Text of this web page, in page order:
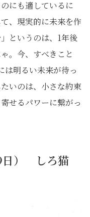
にも適しているに
、現実的に未来を作
というのは、1年後
。今、すべきこと
は明るい未来が待っ
いのは、小さな約束
せるパワーに繋がっ
日） しろ猫